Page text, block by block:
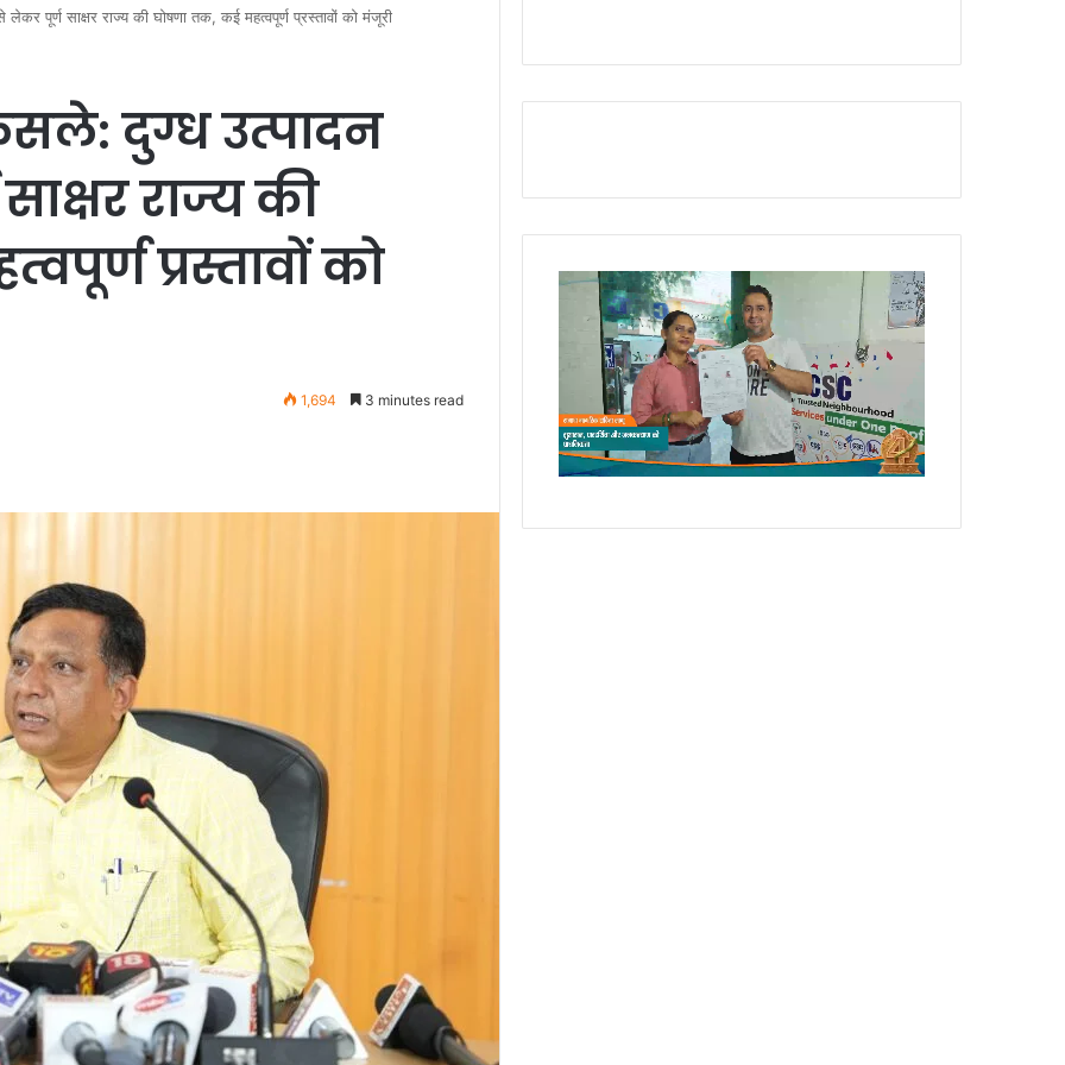
पूर्ण साक्षर राज्य की घोषणा तक, कई महत्वपूर्ण प्रस्तावों को मंजूरी
दुग्ध उत्पादन
राज्य की
प्रस्तावों को
1,694 3 minutes read